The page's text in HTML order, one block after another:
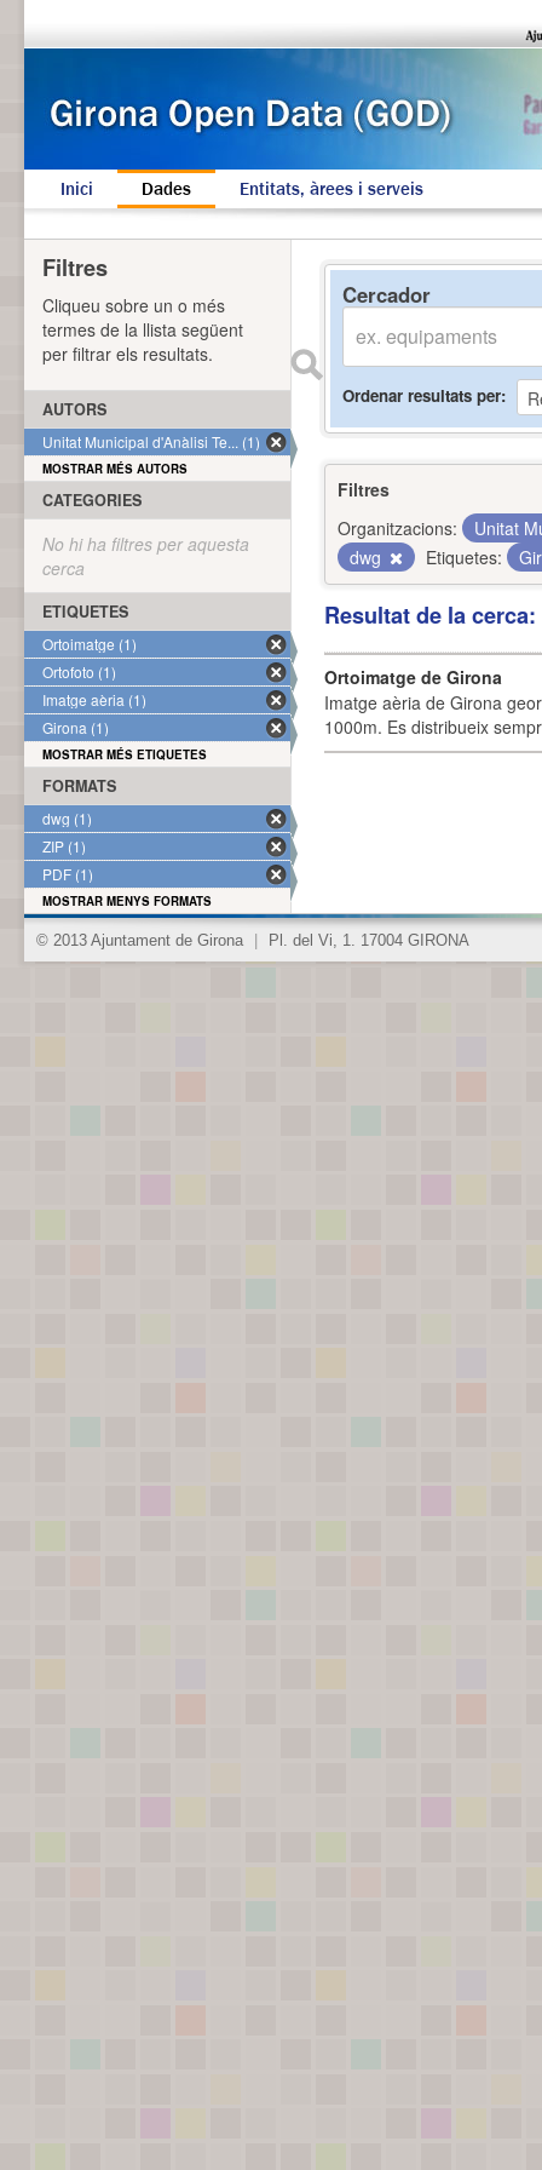
Inici Dades Entitats, àrees i serveis
Cercador
Ordenar resultats per
Filtres
Organitzacions:
Unitat
dwg
Etiquetes:
Resultat de la
Ortoimatge de Girona
Imatge aèria de Girona
1000m. Es distribueix
Filtres
Cliqueu sobre un o més
termes de la llista següent
per filtrar els resultats.
AUTORS
Unitat Municipal d'Anàlisi Te... (1)
MOSTRAR MÉS AUTORS
CATEGORIES
No hi ha filtres per aquesta
cerca
ETIQUETES
Ortoimatge (1)
Ortofoto (1)
Imatge aèria (1)
Girona (1)
MOSTRAR MÉS ETIQUETES
FORMATS
dwg (1)
ZIP (1)
PDF (1)
MOSTRAR MENYS FORMATS
© 2013 Ajuntament de Girona Pl. del Vi, 1. 17004 GIRONA